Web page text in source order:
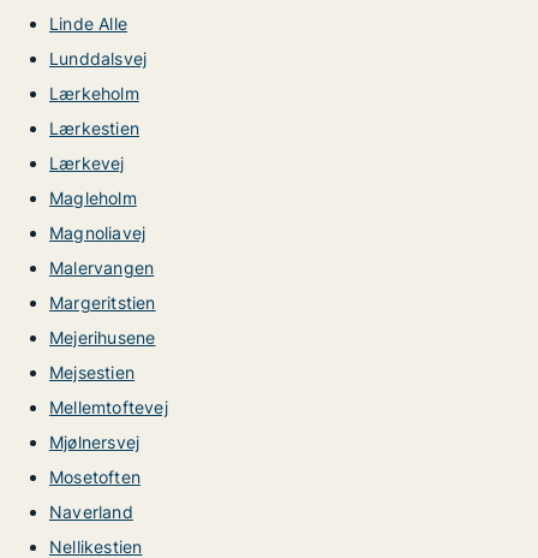
Linde Alle
Lunddalsvej
Lærkeholm
Lærkestien
Lærkevej
Magleholm
Magnoliavej
Malervangen
Margeritstien
Mejerihusene
Mejsestien
Mellemtoftevej
Mjølnersvej
Mosetoften
Naverland
Nellikestien